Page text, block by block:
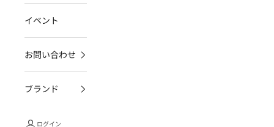
イベント
お問い合わせ
ブランド
ログイン